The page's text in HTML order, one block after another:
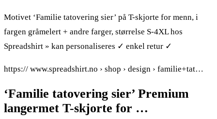
Motivet ‘Familie tatovering sier’ på T-skjorte for menn, i
fargen gråmelert + andre farger, størrelse S-4XL hos
Spreadshirt » kan personaliseres ✓ enkel retur ✓
https:// www.spreadshirt.no › shop › design › familie+tat…
‘Familie tatovering sier’ Premium
langermet T-skjorte for …